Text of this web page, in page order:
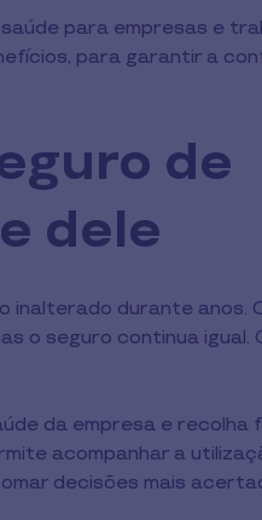
para empresas e
para garantir a
de
dele
inalterado durante anos.
o seguro continua igual.
da empresa e recolha
acompanhar a
decisões mais